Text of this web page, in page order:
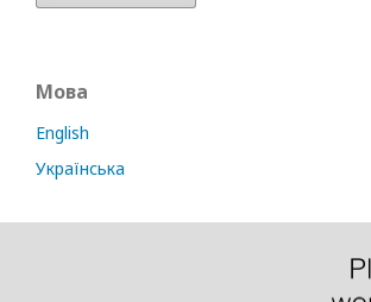
Мова
English
Українська